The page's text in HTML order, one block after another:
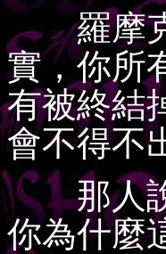
羅摩克
實，你所
有被終結
會不得不
那人說
你為什麼